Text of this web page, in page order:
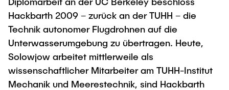
Hackbarth 2009 – zurück an der TUHH – die
Technik autonomer Flugdrohnen auf die
Unterwasserumgebung zu übertragen. Heute,
Solowjow arbeitet mittlerweile als
wissenschaftlicher Mitarbeiter am TUHH-Institut
Mechanik und Meerestechnik, sind Hackbarth